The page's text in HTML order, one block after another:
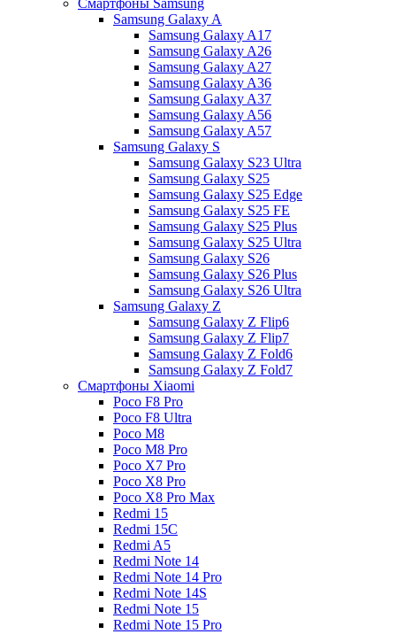
Смартфоны Samsung
Samsung Galaxy A
Samsung Galaxy A17
Samsung Galaxy A26
Samsung Galaxy A27
Samsung Galaxy A36
Samsung Galaxy A37
Samsung Galaxy A56
Samsung Galaxy A57
Samsung Galaxy S
Samsung Galaxy S23 Ultra
Samsung Galaxy S25
Samsung Galaxy S25 Edge
Samsung Galaxy S25 FE
Samsung Galaxy S25 Plus
Samsung Galaxy S25 Ultra
Samsung Galaxy S26
Samsung Galaxy S26 Plus
Samsung Galaxy S26 Ultra
Samsung Galaxy Z
Samsung Galaxy Z Flip6
Samsung Galaxy Z Flip7
Samsung Galaxy Z Fold6
Samsung Galaxy Z Fold7
Смартфоны Xiaomi
Poco F8 Pro
Poco F8 Ultra
Poco M8
Poco M8 Pro
Poco X7 Pro
Poco X8 Pro
Poco X8 Pro Max
Redmi 15
Redmi 15C
Redmi A5
Redmi Note 14
Redmi Note 14 Pro
Redmi Note 14S
Redmi Note 15
Redmi Note 15 Pro